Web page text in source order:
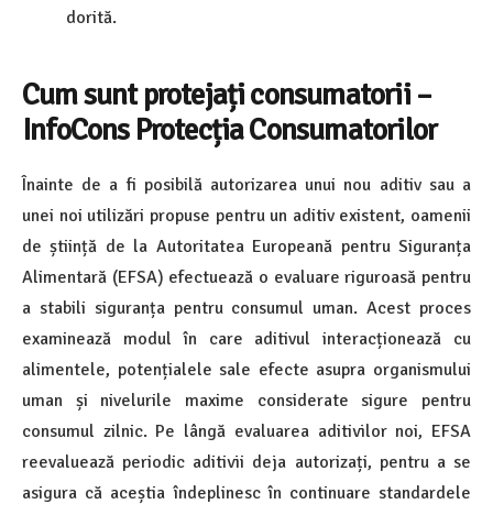
dorită.
Cum sunt protejați consumatorii –
InfoCons Protecția Consumatorilor
Înainte de a fi posibilă autorizarea unui nou aditiv sau a
unei noi utilizări propuse pentru un aditiv existent, oamenii
de știință de la Autoritatea Europeană pentru Siguranța
Alimentară (EFSA) efectuează o evaluare riguroasă pentru
a stabili siguranța pentru consumul uman. Acest proces
examinează modul în care aditivul interacționează cu
alimentele, potențialele sale efecte asupra organismului
uman și nivelurile maxime considerate sigure pentru
consumul zilnic. Pe lângă evaluarea aditivilor noi, EFSA
reevaluează periodic aditivii deja autorizați, pentru a se
asigura că aceștia îndeplinesc în continuare standardele